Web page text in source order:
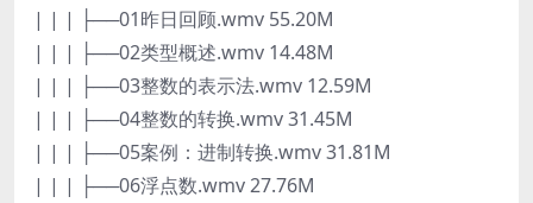
| | | ├──01昨日回顾.wmv 55.20M
| | | ├──02类型概述.wmv 14.48M
| | | ├──03整数的表示法.wmv 12.59M
| | | ├──04整数的转换.wmv 31.45M
| | | ├──05案例：进制转换.wmv 31.81M
| | | ├──06浮点数.wmv 27.76M